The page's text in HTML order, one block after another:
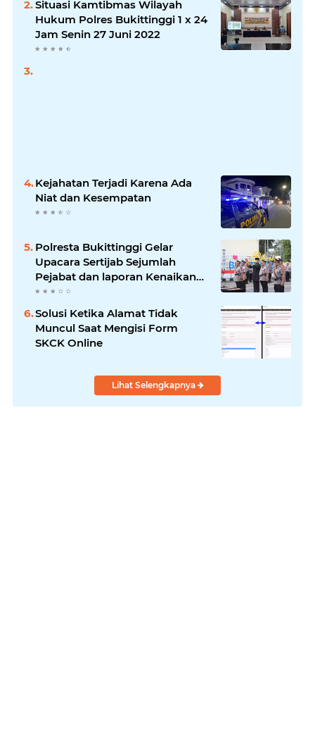
Situasi Kamtibmas Wilayah
Hukum Polres Bukittinggi 1 x 24
Jam Senin 27 Juni 2022
Kejahatan Terjadi Karena Ada
Niat dan Kesempatan
Polresta Bukittinggi Gelar
Upacara Sertijab Sejumlah
Pejabat dan laporan Kenaikan
Pangkat Pengabdian
Solusi Ketika Alamat Tidak
Muncul Saat Mengisi Form
SKCK Online
Lihat Selengkapnya